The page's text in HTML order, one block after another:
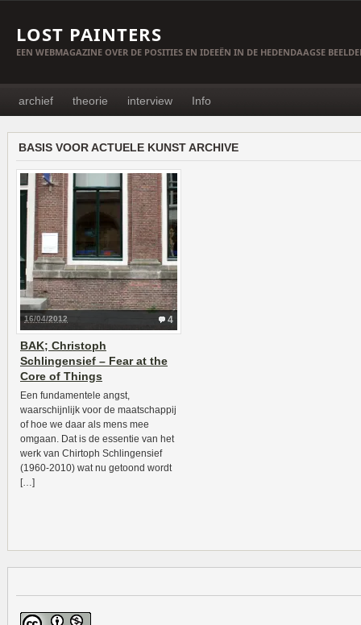
LOST PAINTERS
EEN WEBMAGAZINE OVER DE POSITIES EN IDEEËN IN DE HEDENDAAGSE
archief theorie interview Info
BASIS VOOR ACTUELE KUNST ARCHIVE
4
16/04/2012
BAK; Christoph
Schlingensief – Fear at the
Core of Things
Een fundamentele angst,
waarschijnlijk voor de maatschappij
of hoe we daar als mens mee
omgaan. Dat is de essentie van het
werk van Chirtoph Schlingensief
(1960-2010) wat nu getoond wordt
[…]